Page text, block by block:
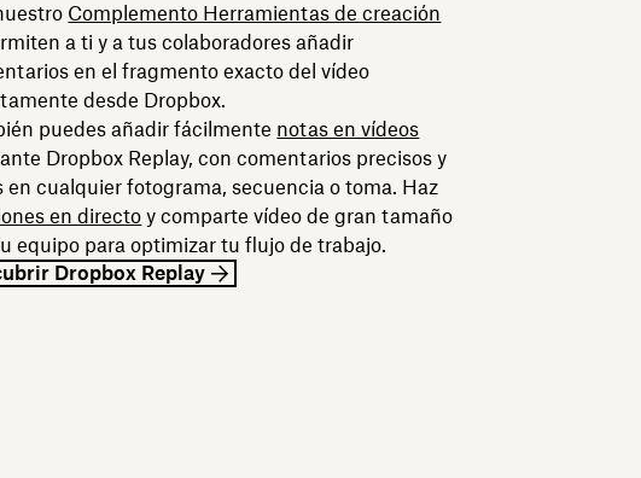
Complemento Herramientas de creación
a ti y a tus colaboradores añadir
en el fragmento exacto del vídeo
desde Dropbox.
puedes añadir fácilmente notas en vídeos
Dropbox Replay, con comentarios precisos y
en cualquier fotograma, secuencia o toma. Haz
en directo y comparte vídeo de gran tamaño
equipo para optimizar tu flujo de trabajo.
Dropbox Replay